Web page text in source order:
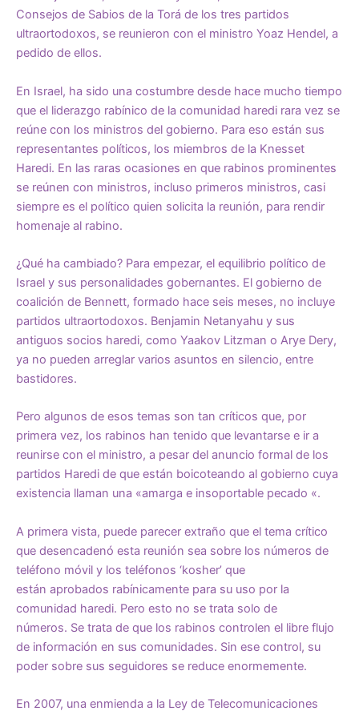
Consejos de Sabios de la Torá de los tres partidos
ultraortodoxos, se reunieron con el ministro Yoaz Hendel, a
pedido de ellos.
En Israel, ha sido una costumbre desde hace mucho tiempo
que el liderazgo rabínico de la comunidad haredi rara vez se
reúne con los ministros del gobierno. Para eso están sus
representantes políticos, los miembros de la Knesset
Haredi. En las raras ocasiones en que rabinos prominentes
se reúnen con ministros, incluso primeros ministros, casi
siempre es el político quien solicita la reunión, para rendir
homenaje al rabino.
¿Qué ha cambiado? Para empezar, el equilibrio político de
Israel y sus personalidades gobernantes. El gobierno de
coalición de Bennett, formado hace seis meses, no incluye
partidos ultraortodoxos. Benjamin Netanyahu y sus
antiguos socios haredi, como Yaakov Litzman o Arye Dery,
ya no pueden arreglar varios asuntos en silencio, entre
bastidores.
Pero algunos de esos temas son tan críticos que, por
primera vez, los rabinos han tenido que levantarse e ir a
reunirse con el ministro, a pesar del anuncio formal de los
partidos Haredi de que están boicoteando al gobierno cuya
existencia llaman una «amarga e insoportable pecado «.
A primera vista, puede parecer extraño que el tema crítico
que desencadenó esta reunión sea sobre los números de
teléfono móvil y los teléfonos ‘kosher’ que
están aprobados rabínicamente para su uso por la
comunidad haredi. Pero esto no se trata solo de
números. Se trata de que los rabinos controlen el libre flujo
de información en sus comunidades. Sin ese control, su
poder sobre sus seguidores se reduce enormemente.
En 2007, una enmienda a la Ley de Telecomunicaciones